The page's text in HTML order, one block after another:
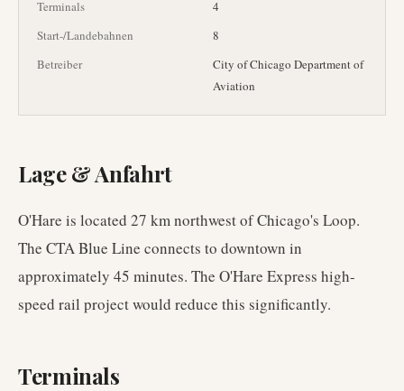
Terminals
4
Start-/Landebahnen
8
Betreiber
City of Chicago Department of
Aviation
Lage & Anfahrt
O'Hare is located 27 km northwest of Chicago's Loop.
The CTA Blue Line connects to downtown in
approximately 45 minutes. The O'Hare Express high-
speed rail project would reduce this significantly.
Terminals